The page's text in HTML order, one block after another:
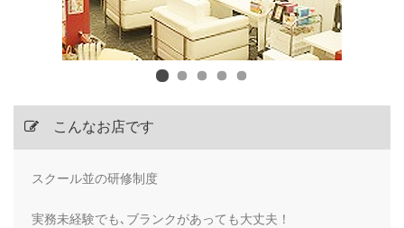
こんなお店です
スクール並の研修制度
実務未経験でも､ブランクがあっても大丈夫！